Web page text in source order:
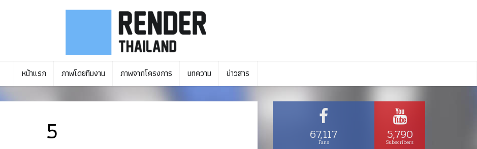
หน้าแรก ภาพโดยทีมงาน ภาพจากโครงการ บทความ ข่าวสาร
5 67,117
Fans 5,790
Subscribers